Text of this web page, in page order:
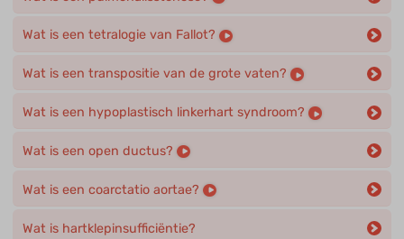
Wat is een tetralogie van Fallot?
Wat is een transpositie van de grote vaten?
Wat is een hypoplastisch linkerhart syndroom?
Wat is een open ductus?
Wat is een coarctatio aortae?
Wat is hartklepinsufficiëntie?